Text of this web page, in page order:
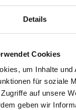
Details
Cookies
um Inhalte und
für soziale
auf unsere
geben wir
erste…
zwei Seiten
Critical Incident
ein ganzes Land
Menschen